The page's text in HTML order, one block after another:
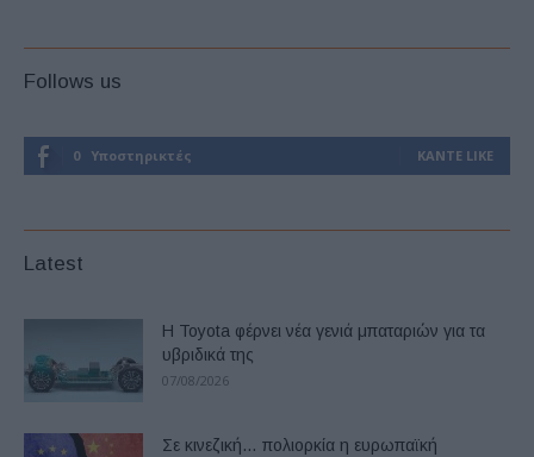
Follows us
0 Υποστηρικτές ΚΆΝΤΕ LIKE
Latest
Η Toyota φέρνει νέα γενιά μπαταριών για τα
υβριδικά της
07/08/2026
Σε κινεζική… πολιορκία η ευρωπαϊκή